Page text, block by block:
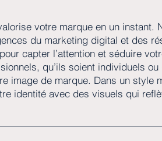
votre marque en un instant.
du marketing digital et des
capter l’attention et séduire
qu’ils soient individuels ou
image de marque. Dans un style
identité avec des visuels qui